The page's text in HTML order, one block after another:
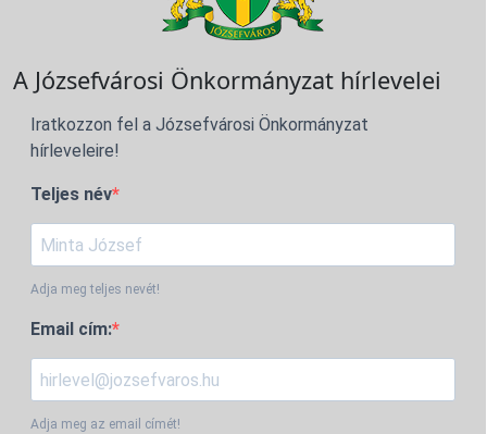
A Józsefvárosi Önkormányzat hírlevelei
Iratkozzon fel a Józsefvárosi Önkormányzat
hírleveleire!
Teljes név
Adja meg teljes nevét!
Email cím:
Adja meg az email címét!